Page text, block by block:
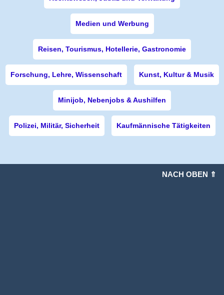
Medien und Werbung
Reisen, Tourismus, Hotellerie, Gastronomie
Forschung, Lehre, Wissenschaft Kunst, Kultur & Musik
Minijob, Nebenjobs & Aushilfen
Polizei, Militär, Sicherheit Kaufmännische Tätigkeiten
NACH OBEN ⇑